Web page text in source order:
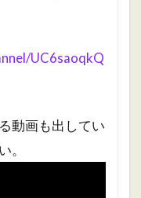
UC6saoqkQ
動画も出してい
。